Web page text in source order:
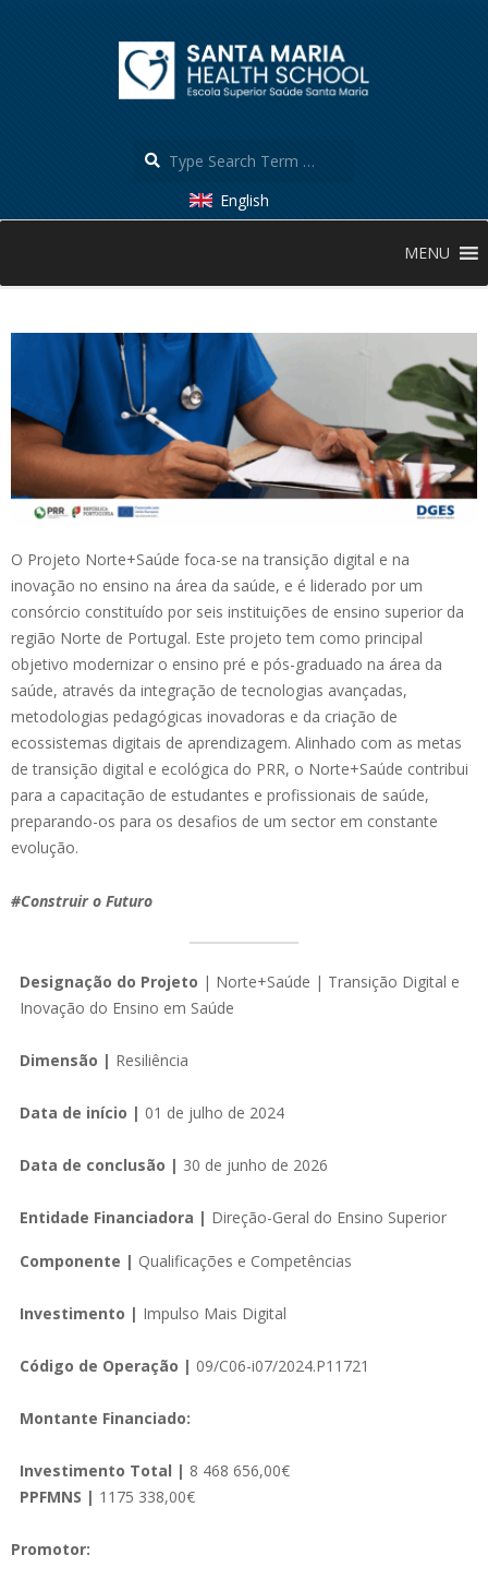
English
Menu
MENU
O Projeto Norte+Saúde foca-se na transição digital e na
inovação no ensino na área da saúde, e é liderado por um
consórcio constituído por seis instituições de ensino superior da
região Norte de Portugal. Este projeto tem como principal
objetivo modernizar o ensino pré e pós-graduado na área da
saúde, através da integração de tecnologias avançadas,
metodologias pedagógicas inovadoras e da criação de
ecossistemas digitais de aprendizagem. Alinhado com as metas
de transição digital e ecológica do PRR, o Norte+Saúde contribui
para a capacitação de estudantes e profissionais de saúde,
preparando-os para os desafios de um sector em constante
evolução.
#Construir o Futuro
Designação do Projeto | Norte+Saúde | Transição Digital e
Inovação do Ensino em Saúde
Dimensão | Resiliência
Data de início | 01 de julho de 2024
Data de conclusão | 30 de junho de 2026
Entidade Financiadora | Direção-Geral do Ensino Superior
Componente | Qualificações e Competências
Investimento | Impulso Mais Digital
Código de Operação | 09/C06-i07/2024.P11721
Montante Financiado:
Investimento Total | 8 468 656,00€
PPFMNS | 1175 338,00€
Promotor: